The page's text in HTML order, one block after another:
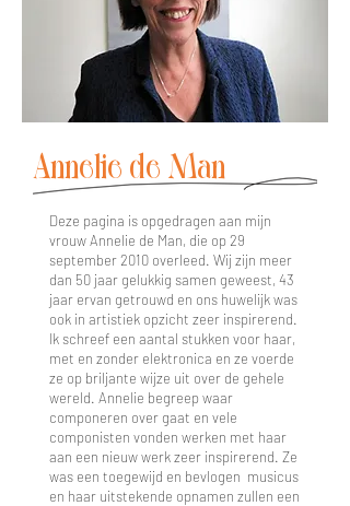
Annelie de Man
Deze pagina is opgedragen aan mijn
vrouw Annelie de Man, die op 29
september 2010 overleed. Wij zijn meer
dan 50 jaar gelukkig samen geweest, 43
jaar ervan getrouwd en ons huwelijk was
ook in artistiek opzicht zeer inspirerend.
Ik schreef een aantal stukken voor haar,
met en zonder elektronica en ze voerde
ze op briljante wijze uit over de gehele
wereld. Annelie begreep waar
componeren over gaat en vele
componisten vonden werken met haar
aan een nieuw werk zeer inspirerend. Ze
was een toegewijd en bevlogen musicus
en haar uitstekende opnamen zullen een